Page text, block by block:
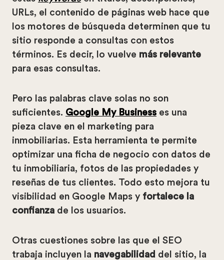
URLs, el contenido de páginas web hace que
los motores de búsqueda determinen que tu
sitio responde a consultas con estos
términos. Es decir, lo vuelve más relevante
para esas consultas.
Pero las palabras clave solas no son
suficientes. Google My Business es una
pieza clave en el marketing para
inmobiliarias. Esta herramienta te permite
optimizar una ficha de negocio con datos de
tu inmobiliaria, fotos de las propiedades y
reseñas de tus clientes. Todo esto mejora tu
visibilidad en Google Maps y fortalece la
confianza de los usuarios.
Otras cuestiones sobre las que el SEO
trabaja incluyen la navegabilidad del sitio, la